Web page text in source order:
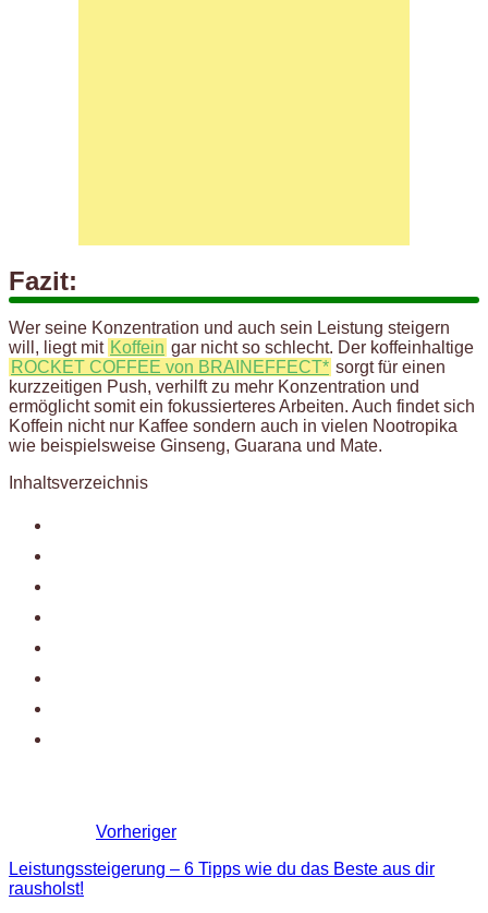
Fazit:
Wer seine Konzentration und auch sein Leistung steigern
will, liegt mit Koffein gar nicht so schlecht. Der koffeinhaltige
ROCKET COFFEE von BRAINEFFECT* sorgt für einen
kurzzeitigen Push, verhilft zu mehr Konzentration und
ermöglicht somit ein fokussierteres Arbeiten. Auch findet sich
Koffein nicht nur Kaffee sondern auch in vielen Nootropika
wie beispielsweise Ginseng, Guarana und Mate.
Inhaltsverzeichnis
Vorheriger
Leistungssteigerung – 6 Tipps wie du das Beste aus dir
rausholst!